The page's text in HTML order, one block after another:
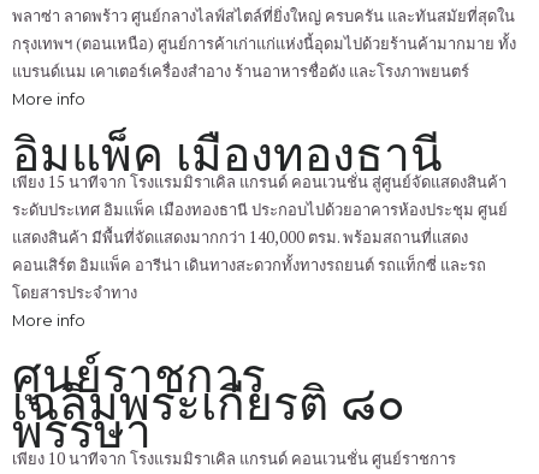
พลาซ่า ลาดพร้าว ศูนย์กลางไลฟ์สไตล์ที่ยิ่งใหญ่ ครบครัน และทันสมัยที่สุดใน
กรุงเทพฯ (ตอนเหนือ) ศูนย์การค้าเก่าแก่แห่งนี้อุดมไปด้วยร้านค้ามากมาย ทั้ง
แบรนด์เนม เคาเตอร์เครื่องสำอาง ร้านอาหารชื่อดัง และโรงภาพยนตร์
More info
อิมแพ็ค เมืองทองธานี
เพียง 15 นาทีจาก โรงแรมมิราเคิล แกรนด์ คอนเวนชั่น สู่ศูนย์จัดแสดงสินค้า
ระดับประเทศ อิมแพ็ค เมืองทองธานี ประกอบไปด้วยอาคารห้องประชุม ศูนย์
แสดงสินค้า มีพื้นที่จัดแสดงมากกว่า 140,000 ตรม. พร้อมสถานที่แสดง
คอนเสิร์ต อิมแพ็ค อารีน่า เดินทางสะดวกทั้งทางรถยนต์ รถแท็กซี่ และรถ
โดยสารประจำทาง
More info
ศูนย์ราชการ
เฉลิมพระเกียรติ ๘๐
พรรษา
เพียง 10 นาทีจาก โรงแรมมิราเคิล แกรนด์ คอนเวนชั่น ศูนย์ราชการ